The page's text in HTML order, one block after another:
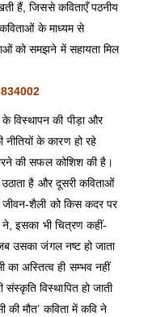
हैं, जिससे कविताएँ पठनीय
के माध्यम से
को समझने में सहायता मिल
834002
के विस्थापन की पीड़ा और
के कारण हो रहे
की सफल कोशिश की है।
उठाता है और दूसरी कविताओं
जीवन-शैली को किस कदर पर
ने, इसका भी चित्रण कहीं-
उसका जंगल नष्ट हो जाता
अस्तित्व ही सम्भव नहीं
संस्कृति विस्थापित हो जाती
की मौत’ कविता में कवि ने